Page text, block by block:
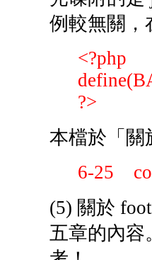
例較無關，
<?php
?>
本檔於「關
6-25
(5) 關於
五章的內